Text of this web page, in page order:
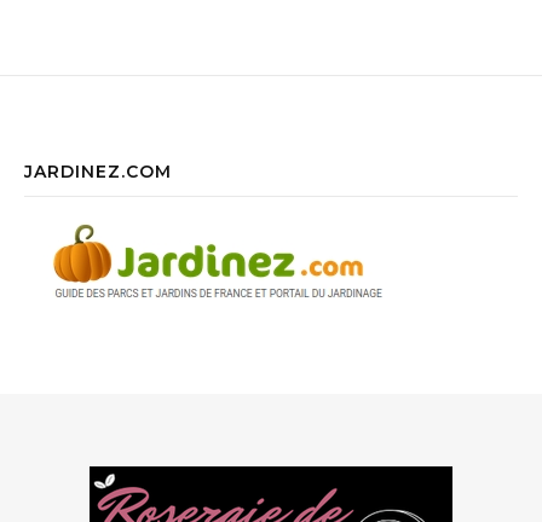
JARDINEZ.COM